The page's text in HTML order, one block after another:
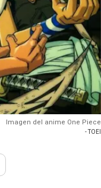
Imagen del anime One Piece
- TOEI